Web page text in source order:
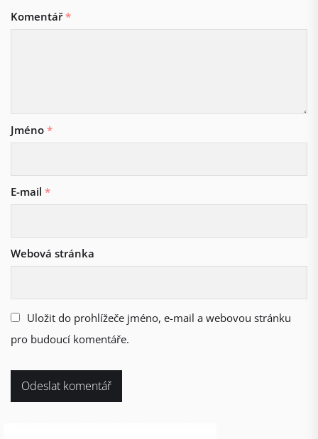
Komentář*
Jméno *
E-mail *
Webová stránka
Uložit do prohlížeče jméno, e-mail a webovou stránku
pro budoucí komentáře.